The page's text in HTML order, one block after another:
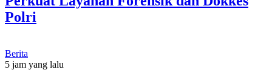
Polri
Berita
5 jam yang lalu